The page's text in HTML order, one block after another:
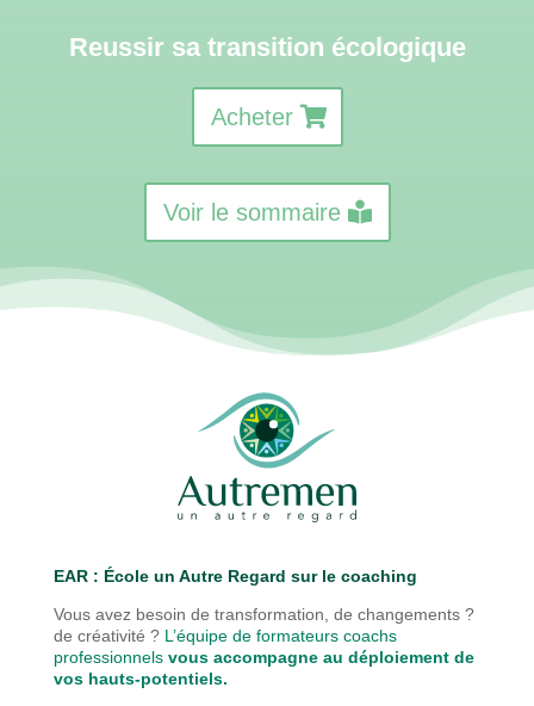
Reussir sa transition écologique
Acheter
Voir le sommaire
EAR : École un Autre Regard sur le coaching
Vous avez besoin de transformation, de changements ?
de créativité ? L’équipe de formateurs coachs
professionnels vous accompagne au déploiement de
vos hauts-potentiels.